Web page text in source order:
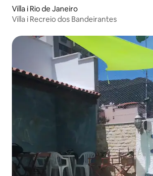
Villa i Rio de Janeiro
Villa i Recreio dos Bandeirantes